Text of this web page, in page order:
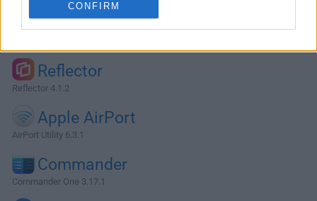
CONFIRM
Alternativas y Software Similar
Reflector
Reflector 4.1.2
Apple AirPort
AirPort Utility 6.3.1
Commander
Commander One 3.17.1